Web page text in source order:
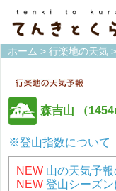
ホーム > 行楽地の天気 >
森吉山 （
※登山指数について
NEW 山の天気予
NEW 登山シーズン